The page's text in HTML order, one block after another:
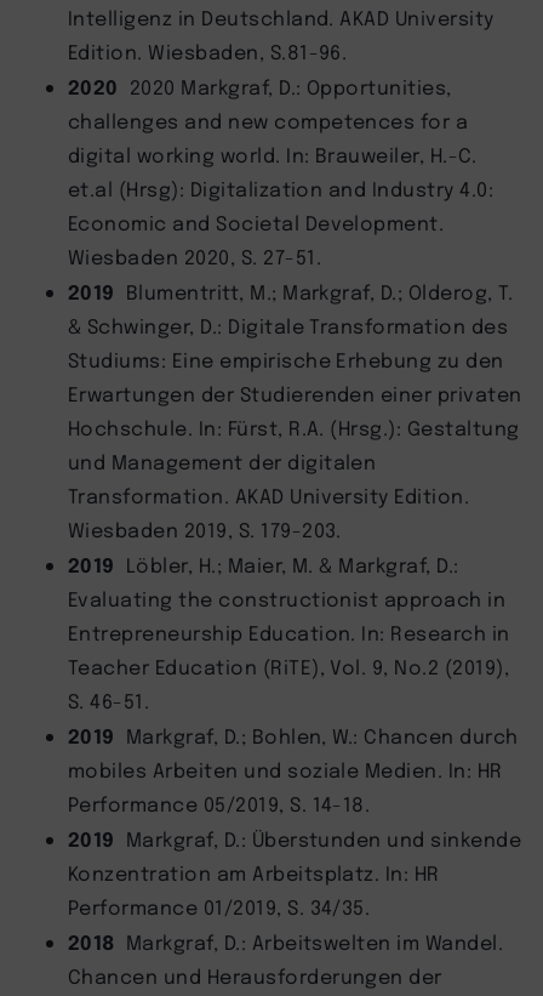
Intelligenz in Deutschland. AKAD University
Edition. Wiesbaden, S.81-96.
2020 2020 Markgraf, D.: Opportunities,
challenges and new competences for a
digital working world. In: Brauweiler, H.-C.
et.al (Hrsg): Digitalization and Industry 4.0:
Economic and Societal Development.
Wiesbaden 2020, S. 27-51.
2019 Blumentritt, M.; Markgraf, D.; Olderog, T.
& Schwinger, D.: Digitale Transformation des
Studiums: Eine empirische Erhebung zu den
Erwartungen der Studierenden einer privaten
Hochschule. In: Fürst, R.A. (Hrsg.): Gestaltung
und Management der digitalen
Transformation. AKAD University Edition.
Wiesbaden 2019, S. 179-203.
2019 Löbler, H.; Maier, M. & Markgraf, D.:
Evaluating the constructionist approach in
Entrepreneurship Education. In: Research in
Teacher Education (RiTE), Vol. 9, No.2 (2019),
S. 46-51.
2019 Markgraf, D.; Bohlen, W.: Chancen durch
mobiles Arbeiten und soziale Medien. In: HR
Performance 05/2019, S. 14-18.
2019 Markgraf, D.: Überstunden und sinkende
Konzentration am Arbeitsplatz. In: HR
Performance 01/2019, S. 34/35.
2018 Markgraf, D.: Arbeitswelten im Wandel.
Chancen und Herausforderungen der